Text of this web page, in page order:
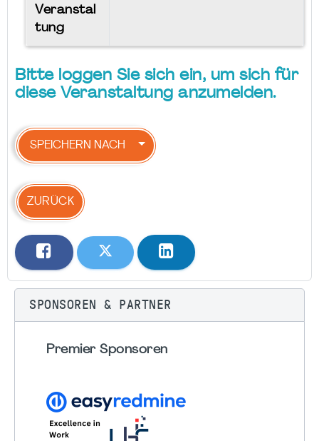
Veranstal
tung
Bitte loggen Sie sich ein, um sich für
diese Veranstaltung anzumelden.
SPEICHERN NACH
ZURÜCK
SPONSOREN & PARTNER
Premier Sponsoren